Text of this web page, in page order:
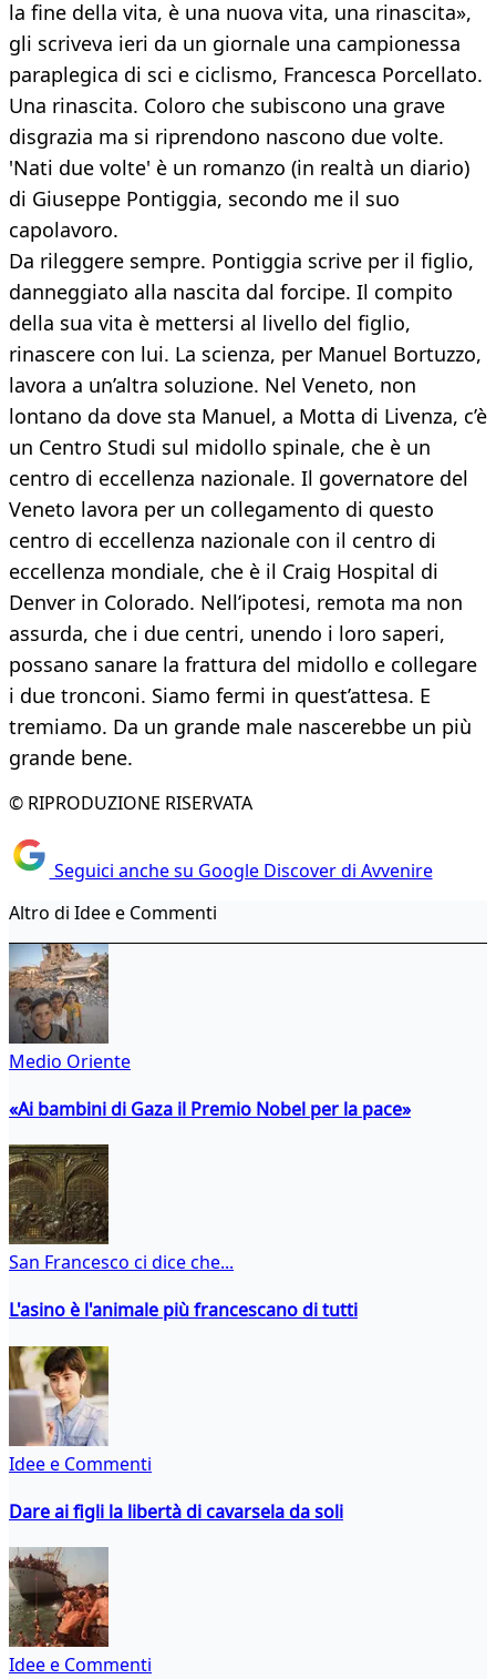
la fine della vita, è una nuova vita, una rinascita»,
gli scriveva ieri da un giornale una campionessa
paraplegica di sci e ciclismo, Francesca Porcellato.
Una rinascita. Coloro che subiscono una grave
disgrazia ma si riprendono nascono due volte.
'Nati due volte' è un romanzo (in realtà un diario)
di Giuseppe Pontiggia, secondo me il suo
capolavoro.
Da rileggere sempre. Pontiggia scrive per il figlio,
danneggiato alla nascita dal forcipe. Il compito
della sua vita è mettersi al livello del figlio,
rinascere con lui. La scienza, per Manuel Bortuzzo,
lavora a un’altra soluzione. Nel Veneto, non
lontano da dove sta Manuel, a Motta di Livenza, c’è
un Centro Studi sul midollo spinale, che è un
centro di eccellenza nazionale. Il governatore del
Veneto lavora per un collegamento di questo
centro di eccellenza nazionale con il centro di
eccellenza mondiale, che è il Craig Hospital di
Denver in Colorado. Nell’ipotesi, remota ma non
assurda, che i due centri, unendo i loro saperi,
possano sanare la frattura del midollo e collegare
i due tronconi. Siamo fermi in quest’attesa. E
tremiamo. Da un grande male nascerebbe un più
grande bene.
© RIPRODUZIONE RISERVATA
Seguici anche su Google Discover di Avvenire
Altro di Idee e Commenti
Medio Oriente
«Ai bambini di Gaza il Premio Nobel per la pace»
San Francesco ci dice che...
L'asino è l'animale più francescano di tutti
Idee e Commenti
Dare ai figli la libertà di cavarsela da soli
Idee e Commenti